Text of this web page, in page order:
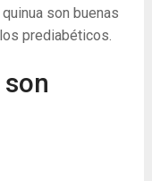
son buenas
prediabéticos.